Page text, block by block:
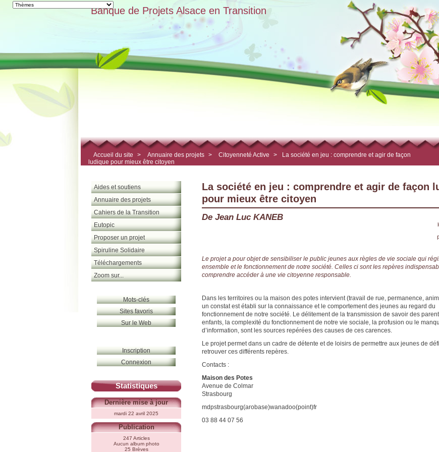
Banque de Projets Alsace en Transition
Accueil du site > Annuaire des projets > Citoyenneté Active >
La société en jeu : comprendre et agir de façon
ludique pour mieux être citoyen
La société en jeu : comprendre et agir de façon
pour mieux être citoyen
De Jean Luc KANEB
Le projet a pour objet de sensibiliser le public jeunes aux règles de vie sociale qui
ensemble et le fonctionnement de notre société. Celles ci sont les repères
comprendre accéder à une vie citoyenne responsable.
Dans les territoires ou la maison des potes intervient (travail de rue, permanence,
un constat est établi sur la connaissance et le comportement des jeunes au regard du
fonctionnement de notre société. Le délitement de la transmission de savoir des
enfants, la complexité du fonctionnement de notre vie sociale, la profusion ou le
d’information, sont les sources repérées des causes de ces carences.
Le projet permet dans un cadre de détente et de loisirs de permettre aux jeunes de
retrouver ces différents repères.
Contacts :
Maison des Potes
Avenue de Colmar
Strasbourg
mdpstrasbourg(arobase)wanadoo(point)fr
03 88 44 07 56
Aides et soutiens
Annuaire des projets
Cahiers de la Transition
Eutopic
Proposer un projet
Spiruline Solidaire
Téléchargements
Zoom sur...
Mots-clés
Sites favoris
Sur le Web
Inscription
Connexion
Statistiques
Dernière mise à jour
mardi 22 avril 2025
Publication
247 Articles
Aucun album photo
25 Brèves